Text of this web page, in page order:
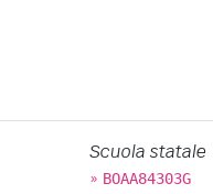
Scuola statale
» BOAA84303G